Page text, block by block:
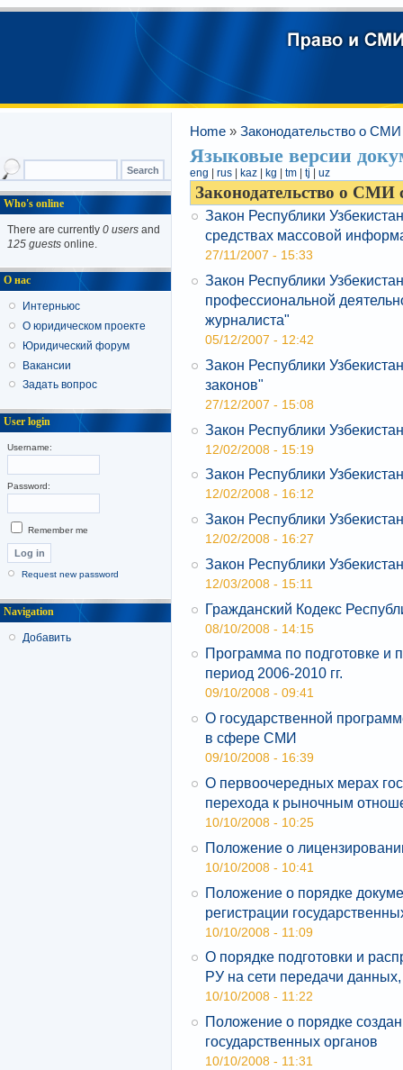
Home » Законодательство о
Языковые версии
eng rus kaz kg tm tj uz
Законодательство о СМИ
Закон Республики
средствах массовой
27/11/2007 - 15:33
Закон Республики
профессиональной
журналиста"
05/12/2007 - 12:42
Закон Республики
законов"
27/12/2007 - 15:08
Закон Республики
12/02/2008 - 15:19
Закон Республики
12/02/2008 - 16:12
Закон Республики
12/02/2008 - 16:27
Закон Республики
12/03/2008 - 15:11
Гражданский Кодекс
08/10/2008 - 14:15
Программа по подготовке и
период 2006-2010 гг.
09/10/2008 - 09:41
О государственной
в сфере СМИ
09/10/2008 - 16:39
О первоочередных мерах
перехода к рыночным
10/10/2008 - 10:25
Положение о
10/10/2008 - 10:41
Положение о порядке
регистрации
10/10/2008 - 11:09
О порядке подготовки и
РУ на сети передачи
10/10/2008 - 11:22
Положение о порядке
государственных органов
10/10/2008 - 11:31
Who's online
There are currently 0 users and
125 guests online.
О нас
Интерньюс
О юридическом проекте
Юридический форум
Вакансии
Задать вопрос
User login
Username:
Password:
Remember me
Request new password
Navigation
Добавить